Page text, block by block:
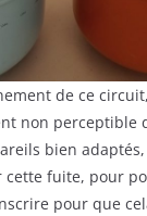
de ce
non
bien
fuite, pour
pour que